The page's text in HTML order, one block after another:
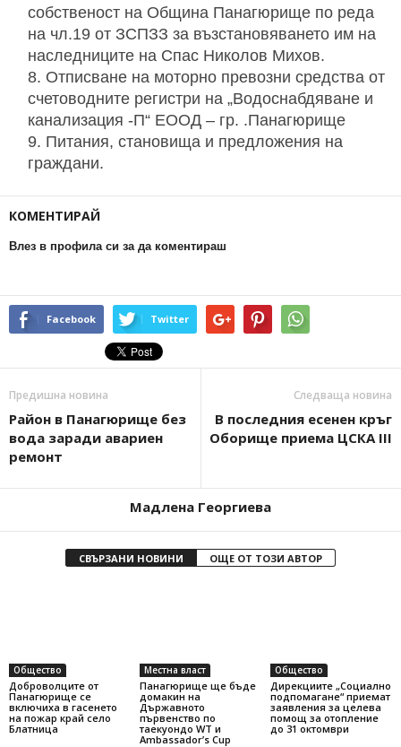
собственост на Община Панагюрище по реда
на чл.19 от ЗСПЗЗ за възстановяването им на
наследниците на Спас Николов Михов.
Отписване на моторно превозни средства от
счетоводните регистри на „Водоснабдяване и
канализация -П“ ЕООД – гр. .Панагюрище
Питания, становища и предложения на
граждани.
КОМЕНТИРАЙ
Влез в профила си за да коментираш
Facebook Twitter
Предишна новина
Район в Панагюрище без
вода заради авариен
ремонт
Следваща новина
В последния есенен кръг
Оборище приема ЦСКА III
Мадлена Георгиева
СВЪРЗАНИ НОВИНИ ОЩЕ ОТ ТОЗИ АВТОР
Общество
Доброволците от
Панагюрище се
включиха в гасенето
на пожар край село
Блатница
Местна власт
Панагюрище ще бъде
домакин на
Държавното
първенство по
таекуондо WT и
Ambassador’s Cup
Общество
Дирекциите „Социално
подпомагане“ приемат
заявления за целева
помощ за отопление
до 31 октомври